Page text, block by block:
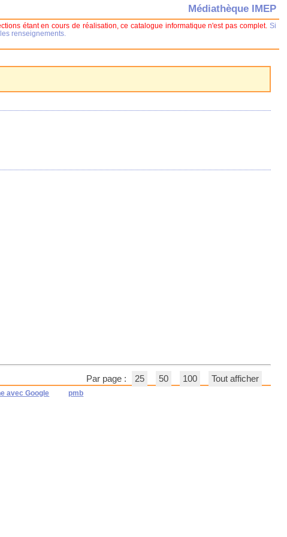
Par page : 25 50 100 Tout afficher
avec Google pmb
Médiathèque IMEP
étant en cours de réalisation, ce catalogue informatique n'est pas complet. Si
renseignements.